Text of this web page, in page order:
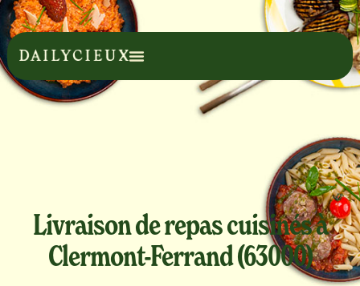
Livraison de repas cuisinés à
Clermont-Ferrand (63000)